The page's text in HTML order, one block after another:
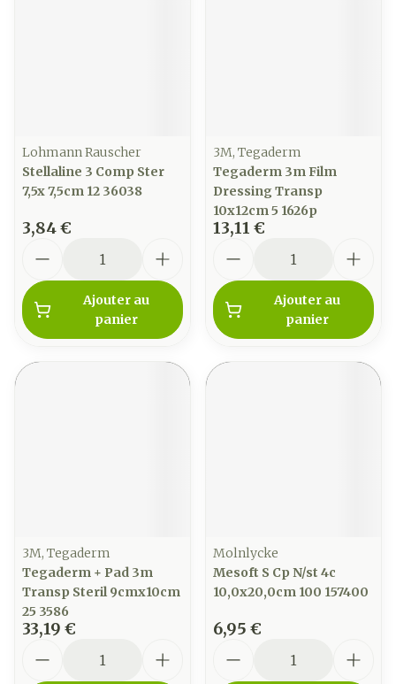
Lohmann Rauscher
Stellaline 3 Comp Ster
7,5x 7,5cm 12 36038
3,84 €
Ajouter au
panier
3M, Tegaderm
Tegaderm 3m Film
Dressing Transp
10x12cm 5 1626p
13,11 €
Ajouter au
panier
3M, Tegaderm
Tegaderm + Pad 3m
Transp Steril 9cmx10cm
25 3586
33,19 €
Molnlycke
Mesoft S Cp N/st 4c
10,0x20,0cm 100 157400
6,95 €